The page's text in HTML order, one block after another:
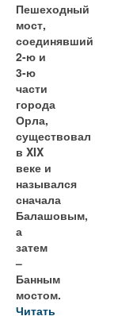
Пешеходный
мост,
соединявший
2-ю и
3-ю
части
города
Орла,
существовал
в XIX
веке и
назывался
сначала
Балашовым,
а
затем
–
Банным
мостом.
Читать